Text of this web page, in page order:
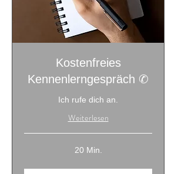
Kostenfreies
Kennenlerngespräch ✆
Ich rufe dich an.
Weiterlesen
20 Min.